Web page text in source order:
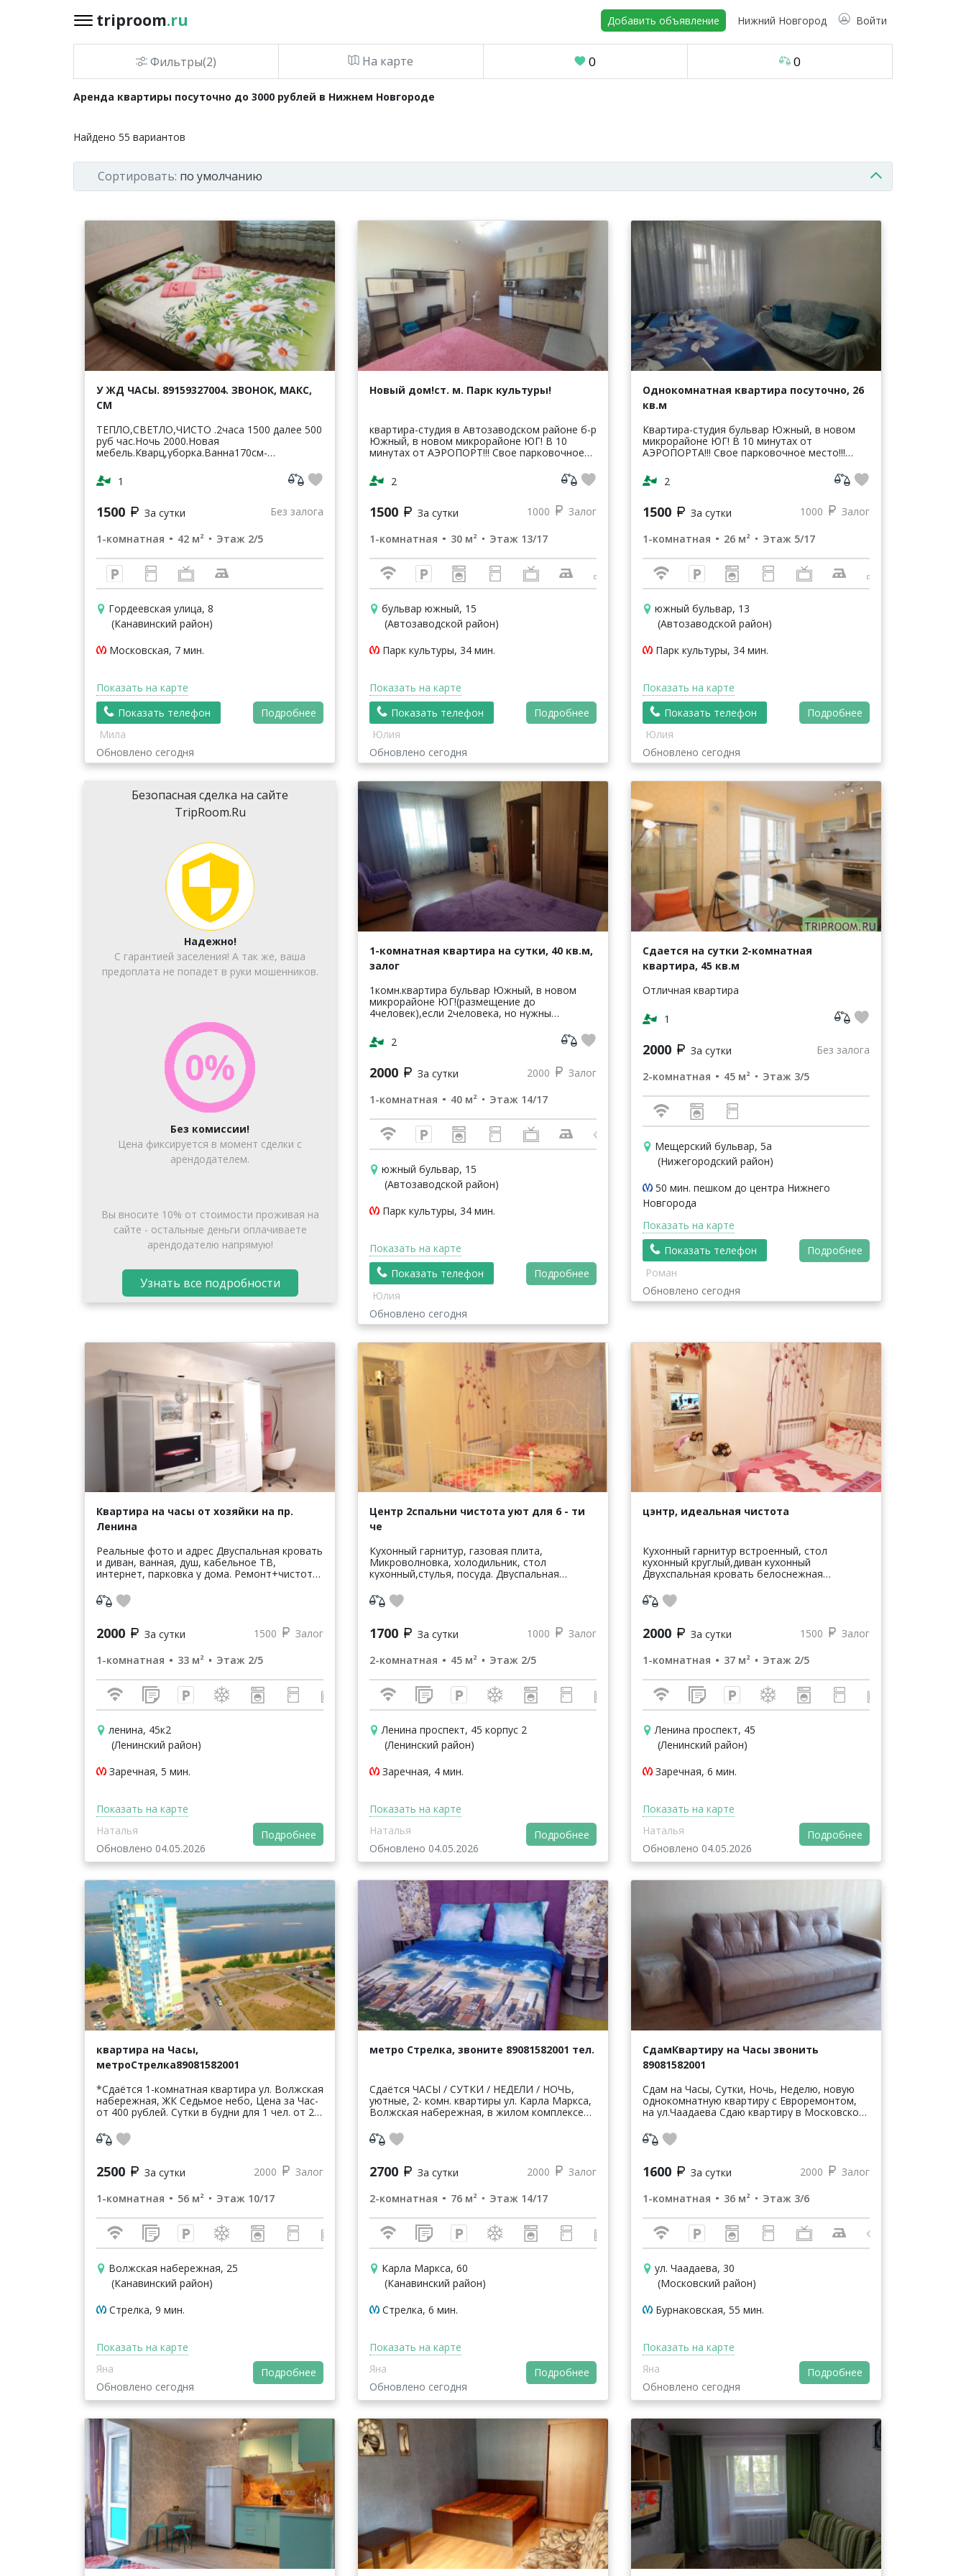
triproom.ru Добавить объявление Нижний Новгород Войти
triproom.ru
Войти / Зарегистрироваться
Фильтры(2) На карте 0 0
Аренда квартиры посуточно до 3000 рублей в Нижнем Новгороде
Найдено 55 вариантов
Сортировать: по умолчанию
У ЖД ЧАСЫ. 89159327004. ЗВОНОК, МАКС,
СМ
ТЕПЛО,СВЕТЛО,ЧИСТО .2часа 1500 далее 500
руб час.Ночь 2000.Новая
мебель.Кварц,уборка.Ванна170см-
кв-42м2.ЦУМ,Шайба,Аптеки,банкомат-
Сбербанк ВТБ,Пятерочка.Чи...
1
1500 За сутки
Без залога
1-комнатная
42 м² Этаж 2/5
Гордеевская улица, 8
(Канавинский район)
Московская, 7 мин.
Показать на карте
Показать телефон
Подробнее
Мила
Обновлено сегодня
Новый дом!ст. м. Парк культуры!
квартира-студия в Автозаводском районе б-р
Южный, в новом микрорайоне ЮГ! В 10
минутах от АЭРОПОРТ!!! Свое парковочное
более 1-2человека(с одним спал...
2
1500 За сутки 1000
Залог
1-комнатная
30 м² Этаж 13/17
бульвар южный, 15
(Автозаводской район)
Парк культуры, 34 мин.
Показать на карте
Показать телефон
Подробнее
Юлия
Обновлено сегодня
Однокомнатная квартира посуточно, 26
кв.м
Квартира-студия бульвар Южный, в новом
микрорайоне ЮГ! В 10 минутах от
АЭРОПОРТА!!! Свое парковочное место!!!
2чeлoвека(c oдним cпaльным меcтoм!).Цeна...
2
1500 За сутки 1000
Залог
1-комнатная
26 м² Этаж 5/17
южный бульвар, 13
(Автозаводской район)
Парк культуры, 34 мин.
Показать на карте
Показать телефон
Подробнее
Юлия
Обновлено сегодня
Безопасная сделка на сайте
TripRoom.Ru
Надежно!
С гарантией заселения! А так же, ваша
предоплата не попадет в руки мошенников.
Без комиссии!
Цена фиксируется в момент сделки с
арендодателем.
Вы вносите 10% от стоимости проживая на
сайте - остальные деньги оплачиваете
арендодателю напрямую!
Узнать все подробности
1-комнатная квартира на сутки, 40 кв.м,
залог
1комн.квартира бульвар Южный, в новом
микрорайоне ЮГ!(размещение до
4человек),если 2человека, но нужны
Заезд после 14.00, выезд до 12.00! Если
необходим...
2
2000 За сутки 2000
Залог
1-комнатная
40 м² Этаж 14/17
южный бульвар, 15
(Автозаводской район)
Парк культуры, 34 мин.
Показать на карте
Показать телефон
Подробнее
Юлия
Обновлено сегодня
Сдается на сутки 2-комнатная
квартира, 45 кв.м
Отличная квартира
1
2000 За сутки
Без залога
2-комнатная
45 м² Этаж 3/5
Мещерский бульвар, 5а
(Нижегородский район)
50 мин. пешком до центра Нижнего
Новгорода
Показать на карте
Показать телефон
Подробнее
Роман
Обновлено сегодня
Квартира на часы от хозяйки на пр.
Ленина
Реальные фото и адрес Двуспальная кровать
и диван, ванная, душ, кабельное ТВ,
интернет, парковка у дома. Ремонт+чистота.
бесплатно, Форма 3г, печать, чек. О...
2000 За сутки 1500
Залог
1-комнатная
33 м² Этаж 2/5
ленина, 45к2
(Ленинский район)
Заречная, 5 мин.
Показать на карте
Наталья
Обновлено 04.05.2026
Подробнее
Центр 2спальни чистота уют для 6 - ти
че
Кухонный гарнитур, газовая плита,
Микроволновка, холодильник, стол
кухонный,стулья, посуда. Двуспальная
стол письменный,тумба под телевизор.
Бытовая техн...
1700 За сутки 1000
Залог
2-комнатная
45 м² Этаж 2/5
Ленина проспект, 45 корпус 2
(Ленинский район)
Заречная, 4 мин.
Показать на карте
Наталья
Обновлено 04.05.2026
Подробнее
цэнтр, идеальная чистота
Кухонный гарнитур встроенный, стол
кухонный круглый,диван кухонный
Двухспальная кровать белоснежная
новый, стенка белая глянец, банкетка
Торговый центр Му...
2000 За сутки 1500
Залог
1-комнатная
37 м² Этаж 2/5
Ленина проспект, 45
(Ленинский район)
Заречная, 6 мин.
Показать на карте
Наталья
Обновлено 04.05.2026
Подробнее
квартира на Часы,
метроСтрелка89081582001
*Сдаётся 1-комнатная квартира ул. Волжская
набережная, ЖК Седьмое небо, Цена за Час-
от 400 рублей. Сутки в будни для 1 чел. от 2-5
срока пребывания и колич...
2500 За сутки 2000
Залог
1-комнатная
56 м² Этаж 10/17
Волжская набережная, 25
(Канавинский район)
Стрелка, 9 мин.
Показать на карте
Яна
Обновлено сегодня
Подробнее
метро Стрелка, звоните 89081582001 тел.
Сдаётся ЧАСЫ / СУТКИ / НЕДЕЛИ / НОЧЬ,
уютные, 2- комн. квартиры ул. Карла Маркса,
Волжская набережная, в жилом комплексе
мебель, импортная бытовая техника...
2700 За сутки 2000
Залог
2-комнатная
76 м² Этаж 14/17
Карла Маркса, 60
(Канавинский район)
Стрелка, 6 мин.
Показать на карте
Яна
Обновлено сегодня
Подробнее
СдамКвартиру на Часы звонить
89081582001
Сдам на Часы, Сутки, Ночь, Неделю, новую
однокомнатную квартиру с Евроремонтом,
на ул.Чаадаева Сдаю квартиру в Московском
парк, Сормовский рынок, зоопарк "...
1600 За сутки 2000
Залог
1-комнатная
36 м² Этаж 3/6
ул. Чаадаева, 30
(Московский район)
Бурнаковская, 55 мин.
Показать на карте
Яна
Обновлено сегодня
Подробнее